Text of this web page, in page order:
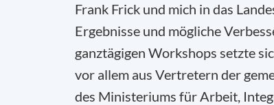
Frank Frick und mich in das
Ergebnisse und mögliche
ganztägigen Workshops setzte
vor allem aus Vertretern der
des Ministeriums für Arbeit,